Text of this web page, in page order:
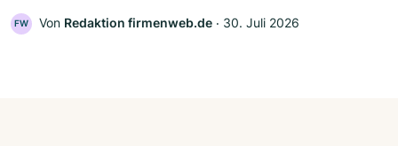
FW Von Redaktion firmenweb.de ‧ 30. Juli 2026